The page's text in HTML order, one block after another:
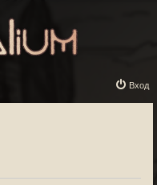
Вход